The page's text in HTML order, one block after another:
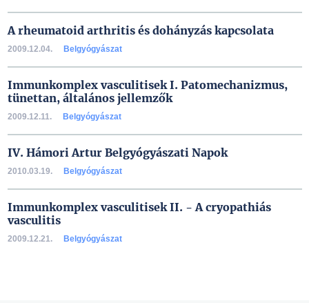
A rheumatoid arthritis és dohányzás kapcsolata
2009.12.04. Belgyógyászat
Immunkomplex vasculitisek I. Patomechanizmus,
tünettan, általános jellemzők
2009.12.11. Belgyógyászat
IV. Hámori Artur Belgyógyászati Napok
2010.03.19. Belgyógyászat
Immunkomplex vasculitisek II. - A cryopathiás
vasculitis
2009.12.21. Belgyógyászat